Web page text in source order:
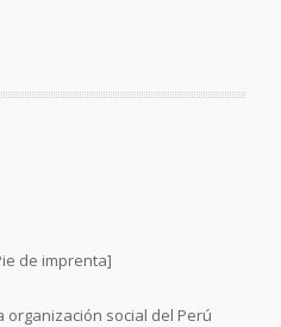
de imprenta]
social del Perú